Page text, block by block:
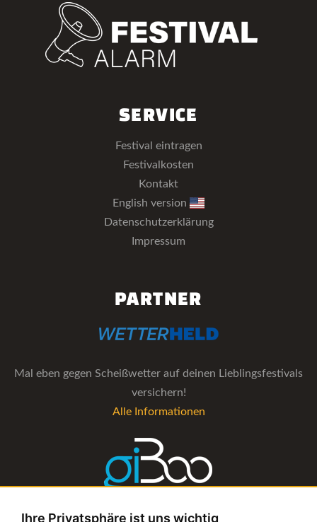
Ihre Privatsphäre ist uns wichtig
SERVICE
Festival eintragen
Festivalkosten
Kontakt
English version
Datenschutzerklärung
Impressum
PARTNER
Mal eben gegen Scheißwetter auf deinen Lieblingsfestivals
versichern!
Alle Informationen